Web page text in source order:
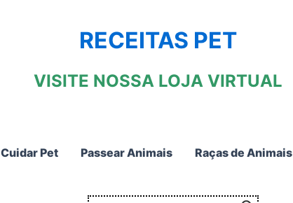
RECEITAS PET
VISITE NOSSA LOJA VIRTUAL
Cuidar Pet Passear Animais Raças de Animais